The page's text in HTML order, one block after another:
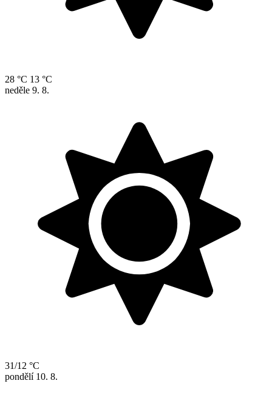
28 °C 13 °C
neděle 9. 8.
31/12 °C
pondělí 10. 8.